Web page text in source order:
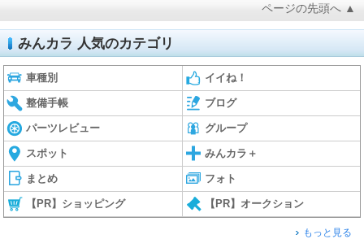
ページの先頭へ ▲
みんカラ 人気のカテゴリ
車種別 イイね！
整備手帳 ブログ
パーツレビュー グループ
スポット みんカラ＋
まとめ フォト
【PR】ショッピング 【PR】オークション
もっと見る